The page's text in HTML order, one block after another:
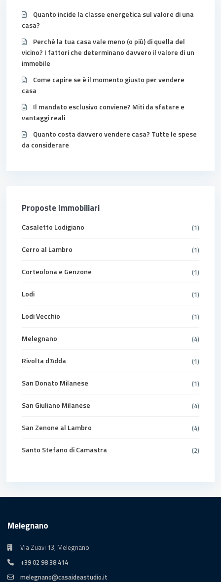
Quanto incide la classe energetica sul valore di una
casa?
Perché la tua casa vale meno (o più) di quella del
vicino? I fattori che determinano davvero il valore di un
immobile
Come capire se è il momento giusto per vendere
casa
Il mandato esclusivo conviene? Miti da sfatare e
vantaggi reali
Quanto costa davvero vendere casa? Tutte le spese
da considerare
Proposte Immobiliari
Casaletto Lodigiano (1)
Cerro al Lambro (1)
Corteolona e Genzone (1)
Lodi (1)
Lodi Vecchio (1)
Melegnano (4)
Rivolta d'Adda (1)
San Donato Milanese (1)
San Giuliano Milanese (4)
San Zenone al Lambro (4)
Santo Stefano di Camastra (2)
Melegnano
Via Zuavi 13, Melegnano
+39 02 98 38 414
melegnano@casaideastudio.it